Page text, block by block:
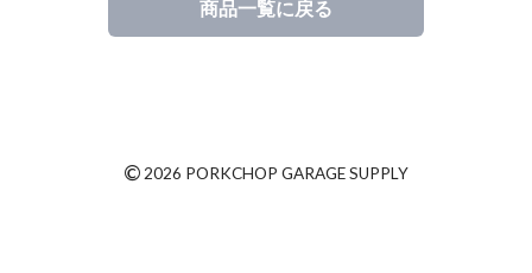
商品一覧に戻る
© 2026 PORKCHOP GARAGE SUPPLY